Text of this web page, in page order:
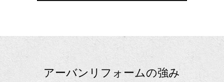
アーバンリフォームの強み